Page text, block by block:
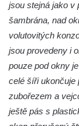
Pila U
Bývalá fara
Fara u
Žluticích
Robert
Bývalá
jsou stejná jako v
šambrána, nad
volutovitých
jsou provedeny i
pouze pod okny
celé šíři ukončuje
zubořezem a
ještě pás s